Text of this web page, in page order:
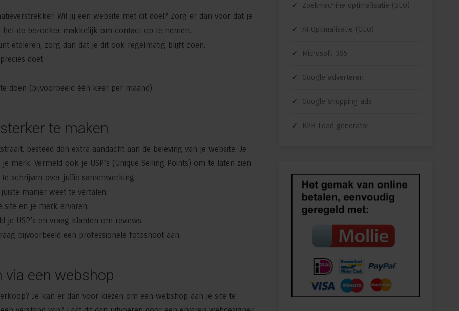
Wil jij een website met dit doel? Zorg er dan voor dat je
de bezoeker makkelijk om contact op te nemen.
etaleren, zorg dan dat je dit ook regelmatig blijft doen.
doet
doen (bijvoorbeeld één keer per maand)
te maken
besteed dan extra aandacht aan de beleving van je website. Je
Vermeld ook je USP’s (Unique Selling Points) om te laten zien
schrijven over jullie samenwerking.
manier weet te vertalen.
site en je merk ervaren.
je USP’s en vraag klanten om reviews.
bijvoorbeeld een professionele fotoshoot aan.
een webshop
Je kan er dan voor kiezen om een webshop aan je site te
Zoekmachine optimalisatie (SEO)
AI Optimalisatie (GEO)
Microsoft 365
Google adverteren
Google shopping ads
B2B Lead generator